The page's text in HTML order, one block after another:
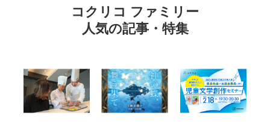
コクリコ ファミリー
人気の記事・特集